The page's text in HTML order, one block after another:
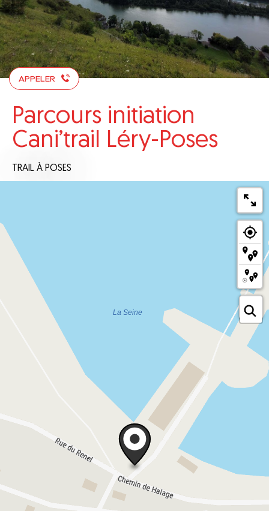
APPELER
Parcours initiation
Cani’trail Léry-Poses
TRAIL À POSES